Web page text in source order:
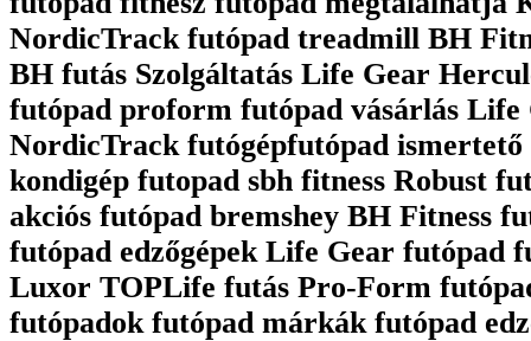
NordicTrack futópad treadmill BH
BH futás Szolgáltatás Life Gear
futópad proform futópad vásárlás
NordicTrack futógépfutópad
kondigép futopad sbh fitness Robust
akciós futópad bremshey BH Fitness
futópad edzőgépek Life Gear futópad
Luxor TOPLife futás Pro-Form
futópadok futópad márkák futópad